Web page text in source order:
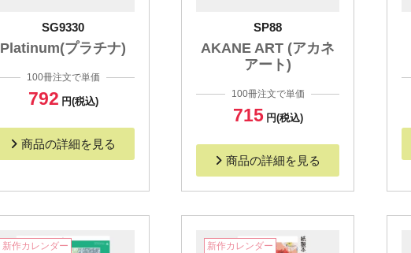
SG9330
Platinum(プラチナ)
100冊注文で単価
792 円(税込)
商品の詳細を見る
SP88
AKANE ART (アカネ
アート)
100冊注文で単価
715 円(税込)
商品の詳細を見る
新作カレンダー 新作カレンダー